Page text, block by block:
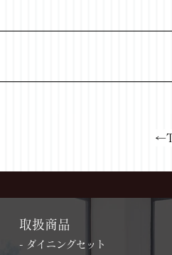
取扱商品
- ダイニングセット